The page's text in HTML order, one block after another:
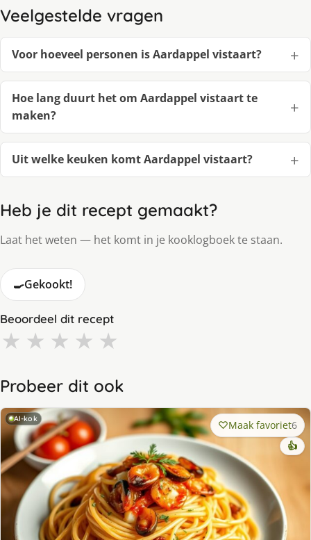
Veelgestelde vragen
Voor hoeveel personen is Aardappel vistaart?
Hoe lang duurt het om Aardappel vistaart te
maken?
Uit welke keuken komt Aardappel vistaart?
Heb je dit recept gemaakt?
Laat het weten — het komt in je kooklogboek te staan.
🍳Gekookt!
Beoordeel dit recept
★ ★ ★ ★ ★
Probeer dit ook
AI-kok Maak favoriet6
👍